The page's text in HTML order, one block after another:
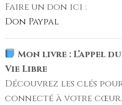
Faire un don ici :
Don Paypal
Mon livre : L’appel
Vie Libre
Découvrez les clés
connecté à votre cœur.